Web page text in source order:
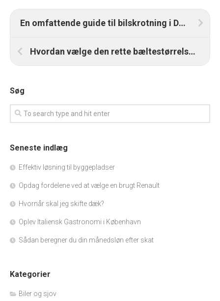
En omfattende guide til bilskrotning i Danmark
Hvordan vælge den rette bæltestørrelse for optimal komfort
Søg
Seneste indlæg
Effektiv løsning til byggepladser
Opdag fordelene ved at vælge en brugt Renault
Hvornår skal jeg skifte dæk?
Oplev Italiensk Gastronomi i København
Sådan beregner du din månedsløn efter skat
Kategorier
Biler og sjov